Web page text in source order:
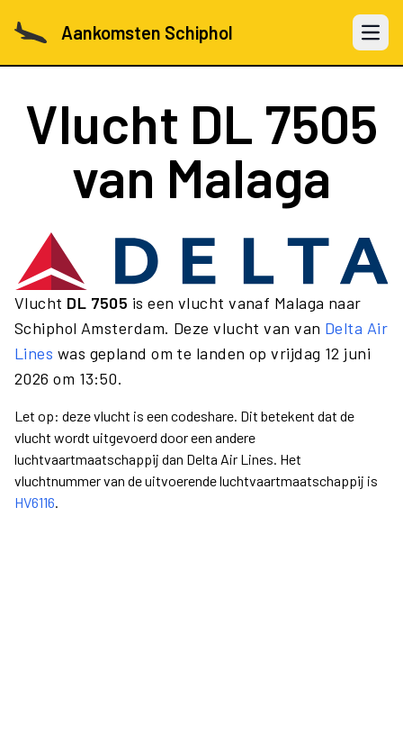
Aankomsten Schiphol Open
Vlucht DL 7505
van Malaga
Vlucht DL 7505 is een vlucht vanaf Malaga naar
Schiphol Amsterdam. Deze vlucht van van Delta Air
Lines was gepland om te landen op vrijdag 12 juni
2026 om 13:50.
Let op: deze vlucht is een codeshare. Dit betekent dat de
vlucht wordt uitgevoerd door een andere
luchtvaartmaatschappij dan Delta Air Lines. Het
vluchtnummer van de uitvoerende luchtvaartmaatschappij is
HV6116.